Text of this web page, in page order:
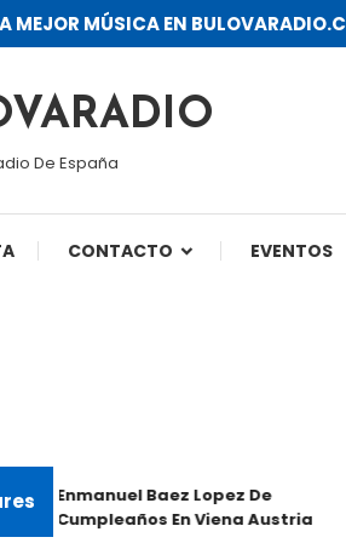
MEJOR MÚSICA EN
De España
CONTACTO EVENTOS
Enmanuel Baez Lopez De
Cumpleaños En Viena Austria